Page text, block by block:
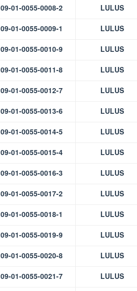
09-01-0055-0008-2 LULUS
09-01-0055-0009-1 LULUS
09-01-0055-0010-9 LULUS
09-01-0055-0011-8 LULUS
09-01-0055-0012-7 LULUS
09-01-0055-0013-6 LULUS
09-01-0055-0014-5 LULUS
09-01-0055-0015-4 LULUS
09-01-0055-0016-3 LULUS
09-01-0055-0017-2 LULUS
09-01-0055-0018-1 LULUS
09-01-0055-0019-9 LULUS
09-01-0055-0020-8 LULUS
09-01-0055-0021-7 LULUS